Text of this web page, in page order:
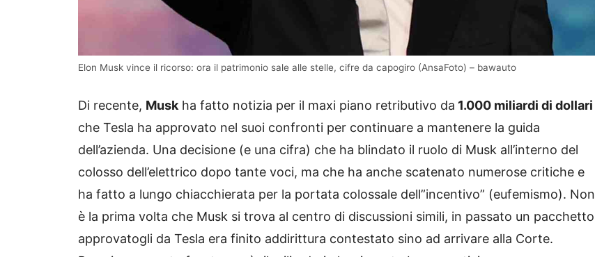
Elon Musk vince il ricorso: ora il patrimonio sale alle stelle, cifre da capogiro (AnsaFoto) – bawauto
Di recente, Musk ha fatto notizia per il maxi piano retributivo da 1.000 miliardi di dollari
che Tesla ha approvato nel suoi confronti per continuare a mantenere la guida
dell’azienda. Una decisione (e una cifra) che ha blindato il ruolo di Musk all’interno del
colosso dell’elettrico dopo tante voci, ma che ha anche scatenato numerose critiche e
ha fatto a lungo chiacchierata per la portata colossale dell”incentivo” (eufemismo). Non
è la prima volta che Musk si trova al centro di discussioni simili, in passato un pacchetto
approvatogli da Tesla era finito addirittura contestato sino ad arrivare alla Corte.